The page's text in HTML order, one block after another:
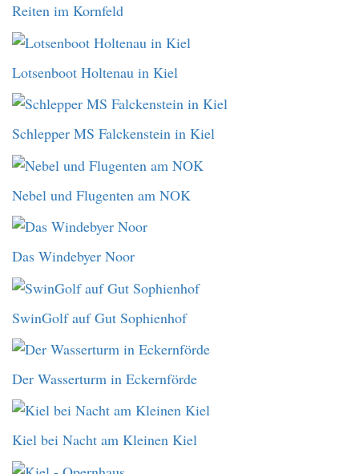
Reiten im Kornfeld
Lotsenboot Holtenau in Kiel
Schlepper MS Falckenstein in Kiel
Nebel und Flugenten am NOK
Das Windebyer Noor
SwinGolf auf Gut Sophienhof
Der Wasserturm in Eckernförde
Kiel bei Nacht am Kleinen Kiel